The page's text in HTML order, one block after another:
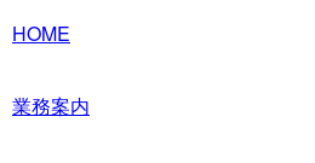
HOME
業務案内